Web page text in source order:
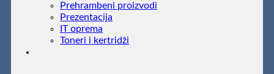
Prehrambeni proizvodi
Prezentacija
IT oprema
Toneri i kertridži